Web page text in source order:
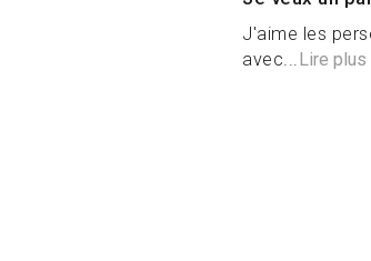
J'aime les
avec...Lire plus